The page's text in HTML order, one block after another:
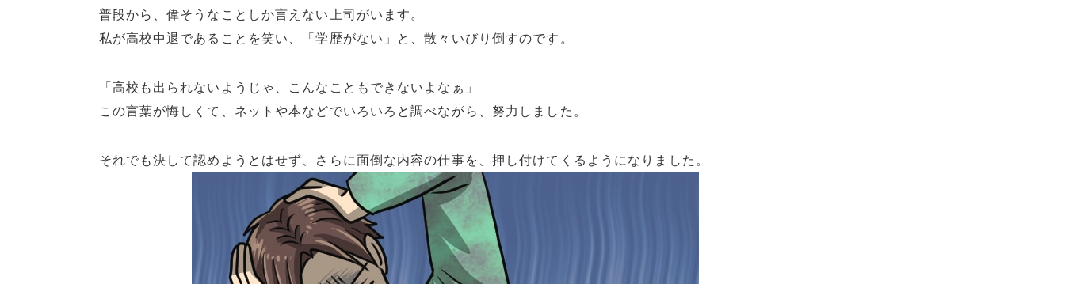
普段から、偉そうなことしか言えない上司がいます。
私が高校中退であることを笑い、「学歴がない」と、散々いびり倒すのです。
「高校も出られないようじゃ、こんなこともできないよなぁ」
この言葉が悔しくて、ネットや本などでいろいろと調べながら、努力しました。
それでも決して認めようとはせず、さらに面倒な内容の仕事を、押し付けてくるようになりました。